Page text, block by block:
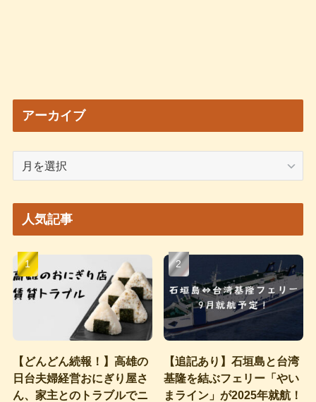
アーカイブ
ブ
人気記事
【どんどん続報！】高雄の
日台夫婦経営おにぎり屋さ
ん、家主とのトラブルでニ
【追記あり】石垣島と台湾
基隆を結ぶフェリー「やい
まライン」が2025年就航！